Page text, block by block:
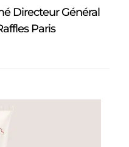
Directeur Général
Paris